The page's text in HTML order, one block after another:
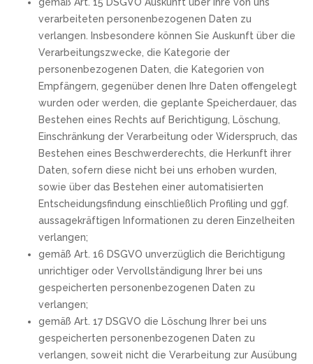
gemäß Art. 15 DSGVO Auskunft über Ihre von uns
verarbeiteten personenbezogenen Daten zu
verlangen. Insbesondere können Sie Auskunft über die
Verarbeitungszwecke, die Kategorie der
personenbezogenen Daten, die Kategorien von
Empfängern, gegenüber denen Ihre Daten offengelegt
wurden oder werden, die geplante Speicherdauer, das
Bestehen eines Rechts auf Berichtigung, Löschung,
Einschränkung der Verarbeitung oder Widerspruch, das
Bestehen eines Beschwerderechts, die Herkunft ihrer
Daten, sofern diese nicht bei uns erhoben wurden,
sowie über das Bestehen einer automatisierten
Entscheidungsfindung einschließlich Profiling und ggf.
aussagekräftigen Informationen zu deren Einzelheiten
verlangen;
gemäß Art. 16 DSGVO unverzüglich die Berichtigung
unrichtiger oder Vervollständigung Ihrer bei uns
gespeicherten personenbezogenen Daten zu
verlangen;
gemäß Art. 17 DSGVO die Löschung Ihrer bei uns
gespeicherten personenbezogenen Daten zu
verlangen, soweit nicht die Verarbeitung zur Ausübung